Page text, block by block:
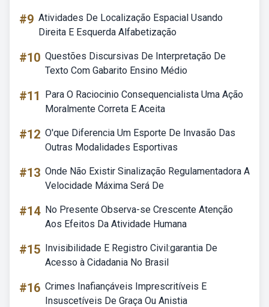
#9 Atividades De Localização Espacial Usando
Direita E Esquerda Alfabetização
#10 Questões Discursivas De Interpretação De
Texto Com Gabarito Ensino Médio
#11
Para O Raciocinio Consequencialista Uma Ação
Moralmente Correta E Aceita
#12 O'que Diferencia Um Esporte De Invasão Das
Outras Modalidades Esportivas
#13 Onde Não Existir Sinalização Regulamentadora A
Velocidade Máxima Será De
#14 No Presente Observa-se Crescente Atenção
Aos Efeitos Da Atividade Humana
#15 Invisibilidade E Registro Civil:garantia De
Acesso à Cidadania No Brasil
#16 Crimes Inafiançáveis Imprescritíveis E
Insuscetíveis De Graça Ou Anistia